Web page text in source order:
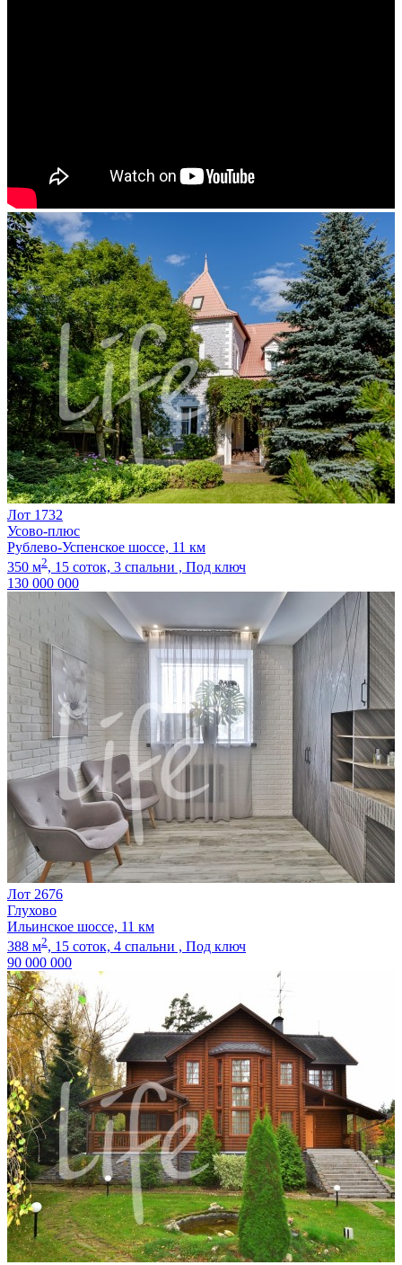
Лот 1732
Усово-плюс
Рублево-Успенское шоссе, 11 км
350 м2, 15 соток, 3 спальни , Под ключ
130 000 000
Лот 2676
Глухово
Ильинское шоссе, 11 км
388 м2, 15 соток, 4 спальни , Под ключ
90 000 000